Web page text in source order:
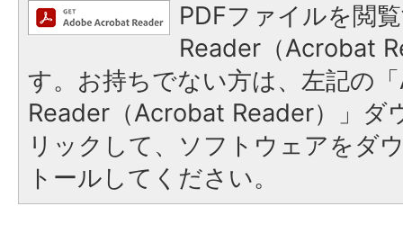
PDFファイルを閲
Reader（Acrobat
す。お持ちでない方は、左記の
Reader（Acrobat Reader）」ダ
リックして、ソフトウェアをダ
トールしてください。